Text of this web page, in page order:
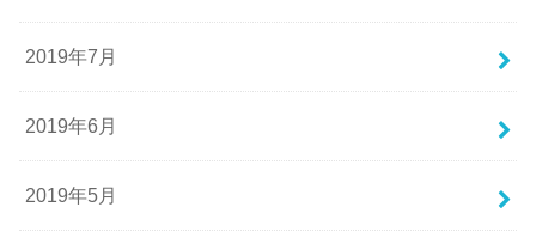
2019年7月
2019年6月
2019年5月